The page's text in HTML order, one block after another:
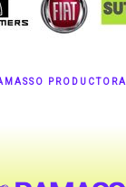
PRODUCTORA